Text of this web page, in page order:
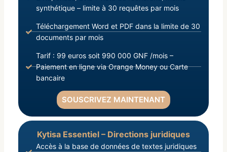
synthétique – limite à 30 requêtes par mois
Téléchargement Word et PDF dans la limite de 30
documents par mois
Tarif : 99 euros soit 990 000 GNF /mois –
Paiement en ligne via Orange Money ou Carte
bancaire
SOUSCRIVEZ MAINTENANT
Kytisa Essentiel – Directions juridiques
Accès à la base de données de textes juridiques